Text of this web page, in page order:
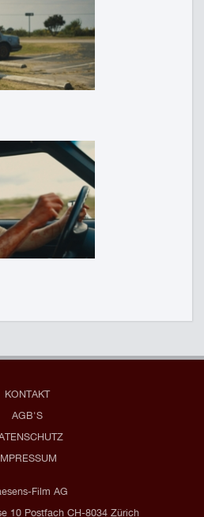
KONTAKT
AGB'S
Film AG
10 Postfach CH-8034 Zürich